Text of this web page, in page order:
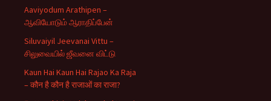
Aaviyodum Arathipen –
ஆவியோடும் ஆராதிப்பேன்
Siluvaiyil Jeevanai Vittu –
சிலுவையில் ஜீவனை விட்டு
Kaun Hai Kaun Hai Rajao Ka Raja
– कौन है कौन है राजाओं का राजा?